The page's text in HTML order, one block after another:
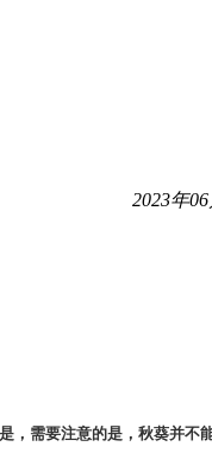
2023年
，需要注意的是，秋葵并不